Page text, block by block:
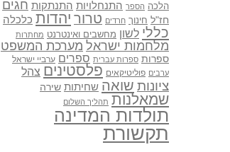
הלכה הספר התנחלויות התנתקות חגים
חז"ל חינוך חרדים טרור יהדות כלכלה
כללי לשון מחשבים ואינטרנט מחתרות
מלחמות ישראל מערכת המשפט
ספרות ספרות עברית ספרים ערביי ישראל
ערבים פוליטיקאים פלסטינים צהל
ציונות שואה שחיתות שירה
שמאלנות תהליך השלום
תולדות המדינה
תקשורת